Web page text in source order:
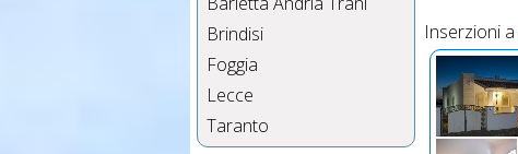
Brindisi
Foggia
Lecce
Taranto
Inserzioni a